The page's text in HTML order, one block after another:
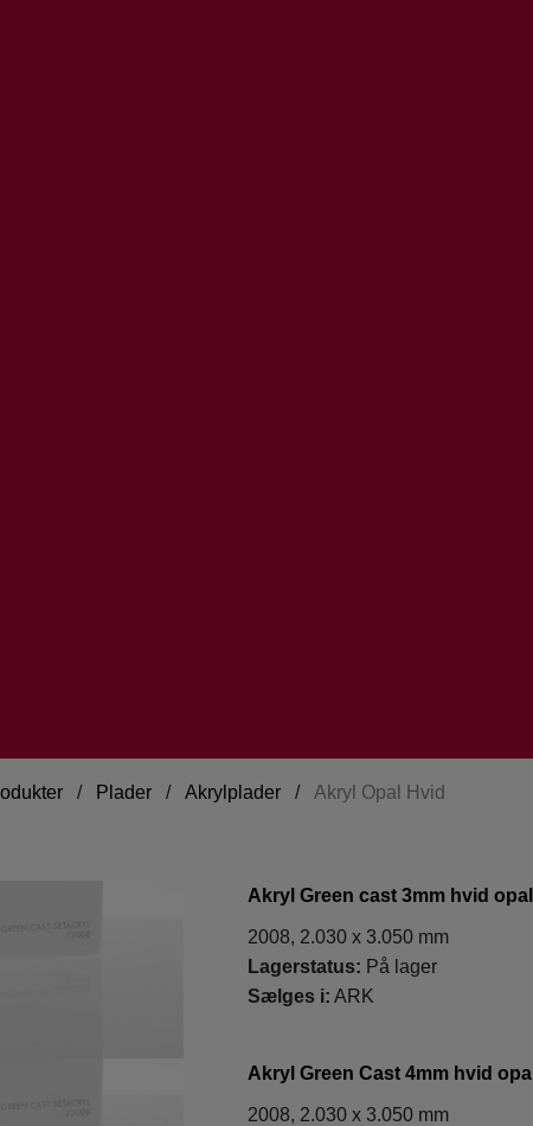
/ Plader / Akrylplader / Akryl Opal Hvid
Akryl Green cast 3mm hvid opal
2008, 2.030 x 3.050 mm
Lagerstatus: På lager
Sælges i: ARK
Akryl Green Cast 4mm hvid opal
2008, 2.030 x 3.050 mm